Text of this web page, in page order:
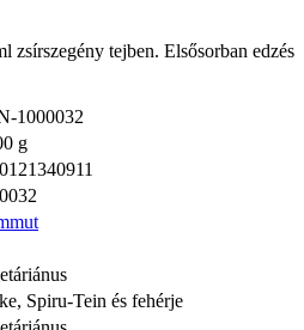
zsírszegény tejben. Elsősorban edzés
1000032
g
Spiru-Tein és fehérje